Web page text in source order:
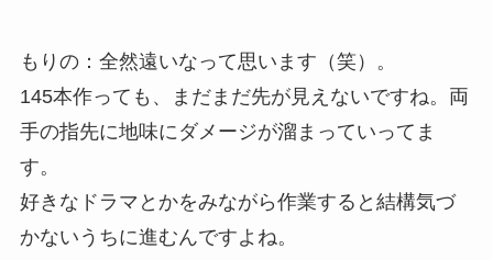
もりの：全然遠いなって思います（笑）。
145本作っても、まだまだ先が見えないですね。両
手の指先に地味にダメージが溜まっていってま
す。
好きなドラマとかをみながら作業すると結構気づ
かないうちに進むんですよね。